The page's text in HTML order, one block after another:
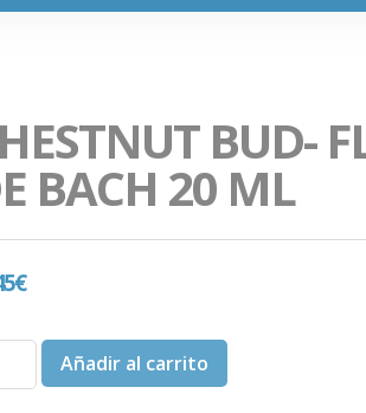
BUD-
BACH 20 ML
€
Añadir al carrito